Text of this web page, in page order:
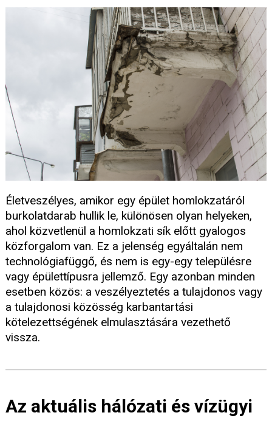
Életveszélyes, amikor egy épület homlokzatáról
burkolatdarab hullik le, különösen olyan helyeken,
ahol közvetlenül a homlokzati sík előtt gyalogos
közforgalom van. Ez a jelenség egyáltalán nem
technológiafüggő, és nem is egy-egy településre
vagy épülettípusra jellemző. Egy azonban minden
esetben közös: a veszélyeztetés a tulajdonos vagy
a tulajdonosi közösség karbantartási
kötelezettségének elmulasztására vezethető
vissza.
Az aktuális hálózati és vízügyi